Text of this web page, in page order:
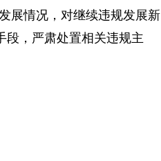
展情况，对继续违规发展新
段，严肃处置相关违规主